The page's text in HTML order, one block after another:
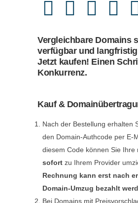
Vergleichbare Domains
verfügbar und
Jetzt kaufen! Einen
Konkurrenz.
Kauf &
Nach der Bestellung erhalten
den Domain-Authcode per E-
diesem Code können Sie Ihre
sofort zu Ihrem Provider
Rechnung kann erst nach
Domain-Umzug bezahlt
Bei Domains mit